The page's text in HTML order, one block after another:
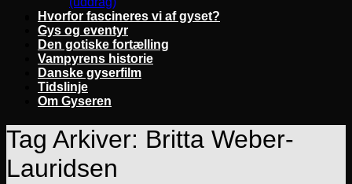
Hvorfor fascineres vi af gyset?
Gys og eventyr
Den gotiske fortælling
Vampyrens historie
Danske gyserfilm
Tidslinje
Om Gyseren
Tag Arkiver: Britta Weber-
Lauridsen